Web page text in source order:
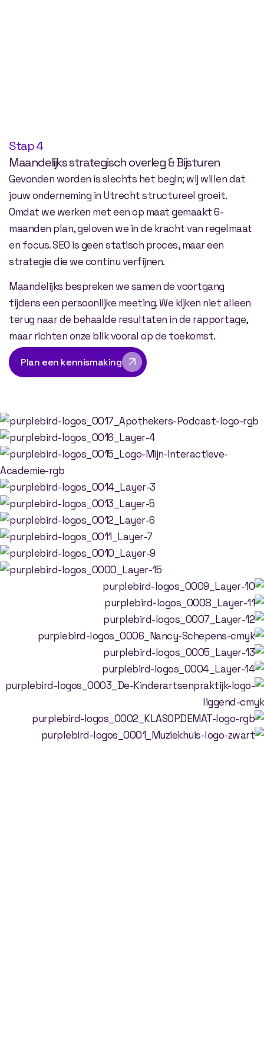
Stap 4
Maandelijks strategisch overleg & Bijsturen
Gevonden worden is slechts het begin; wij willen dat
jouw onderneming in Utrecht structureel groeit.
Omdat we werken met een op maat gemaakt 6-
maanden plan, geloven we in de kracht van regelmaat
en focus. SEO is geen statisch proces, maar een
strategie die we continu verfijnen.
Maandelijks bespreken we samen de voortgang
tijdens een persoonlijke meeting. We kijken niet alleen
terug naar de behaalde resultaten in de rapportage,
maar richten onze blik vooral op de toekomst.
Plan een kennismaking